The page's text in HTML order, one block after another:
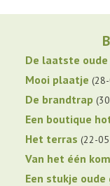
De laatste oude
Mooi plaatje
De brandtrap
Een boutique
Het terras 22-
Van het één
Een stukje oude